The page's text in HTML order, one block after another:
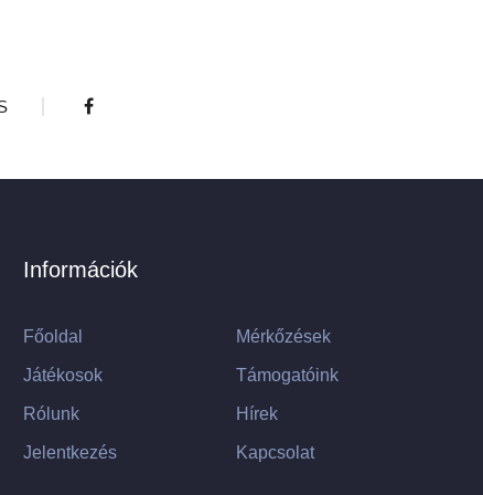
Információk
Főoldal Mérkőzések
Játékosok Támogatóink
Rólunk Hírek
Jelentkezés Kapcsolat